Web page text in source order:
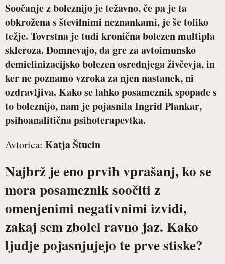
Soočanje z boleznijo je težavno, če pa je ta
obkrožena s številnimi neznankami, je še toliko
težje. Tovrstna je tudi kronična bolezen multipla
skleroza. Domnevajo, da gre za avtoimunsko
demielinizacijsko bolezen osrednjega živčevja, in
ker ne poznamo vzroka za njen nastanek, ni
ozdravljiva. Kako se lahko posameznik spopade s
to boleznijo, nam je pojasnilaIngrid Plankar,
psihoanalitična psihoterapevtka.
Avtorica: Katja Štucin
Najbrž je eno prvih vprašanj, ko se
mora posameznik soočiti z
omenjenimi negativnimi izvidi,
zakaj sem zbolel ravno jaz. Kako
ljudje pojasnjujejo te prve stiske?